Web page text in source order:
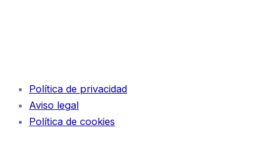
Política de privacidad
Aviso legal
Política de cookies